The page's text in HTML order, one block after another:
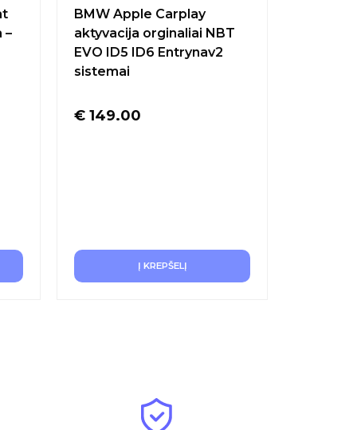
–
BMW Apple Carplay
aktyvacija orginaliai NBT
EVO ID5 ID6 Entrynav2
sistemai
€ 149.00
Į KREPŠELĮ